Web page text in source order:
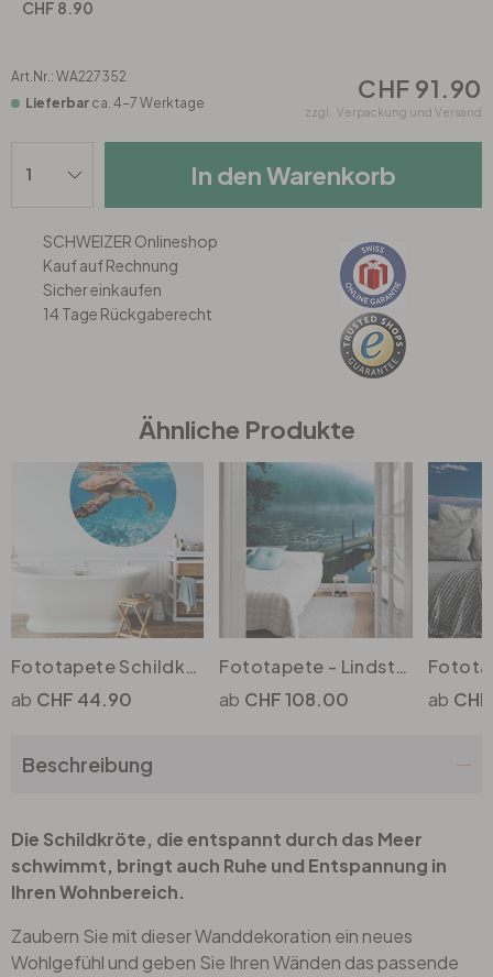
Wohnzimmer
Küche
Jugendzimmer
Wohnzimmer
Bad
Küche
Tapeten Türkis
Tapeten Lila & Violett
Wohnzimmer
Kinderzimmer
Küche
Eingangsbereich
CHF 8.90
Art.Nr.: WA227352
Lieferbar ca. 4-7 Werktage CHF 91.90
zzgl. Verpackung und Versand
In den Warenkorb
SCHWEIZER Onlineshop
Kauf auf Rechnung
Sicher einkaufen
14 Tage Rückgaberecht
Ähnliche Produkte
Fototapete Schildkröte auf Reisen - Rund - Selbstklebend/Vlies
CHF 44.90
Fototapete - Lindsten - Moody Morning
CHF 108.00
Beschreibung
Die Schildkröte, die entspannt durch das Meer
schwimmt, bringt auch Ruhe und Entspannung in
Ihren Wohnbereich.
Zaubern Sie mit dieser Wanddekoration ein neues
Wohlgefühl und geben Sie Ihren Wänden das passende